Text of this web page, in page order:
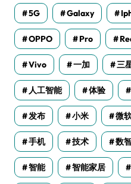
5G Galaxy
OPPO Pro
Vivo 一加 三
人工智能 体验
发布 小米 微
手机 技术 数
智能 智能家居